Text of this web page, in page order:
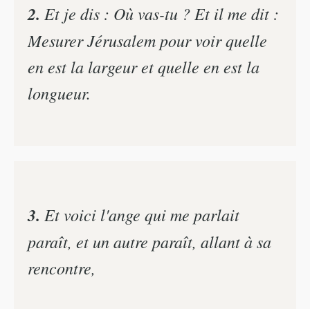
2. Et je dis : Où vas-tu ? Et il me dit :
Mesurer Jérusalem pour voir quelle
en est la largeur et quelle en est la
longueur.
3. Et voici l'ange qui me parlait
paraît, et un autre paraît, allant à sa
rencontre,